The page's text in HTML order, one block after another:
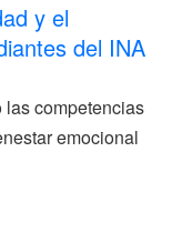
y el
del INA
las competencias
emocional